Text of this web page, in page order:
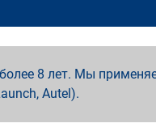
8 лет. Мы
Autel).